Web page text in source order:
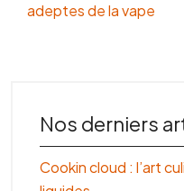
adeptes de la vape
Nos derniers
Cookin cloud : l’art